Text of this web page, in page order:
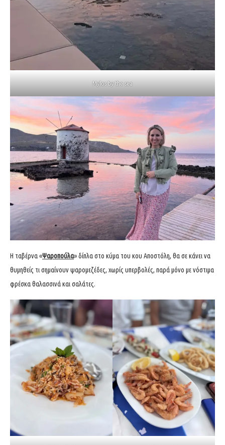
Mylos by the sea
Η ταβέρνα «Ψαροπούλα» δίπλα στο κύμα του κου Αποστόλη, θα σε κάνει να
θυμηθείς τι σημαίνουν ψαρομεζέδες, χωρίς υπερβολές, παρά μόνο με νόστιμα
φρέσκα θαλασσινά και σαλάτες.